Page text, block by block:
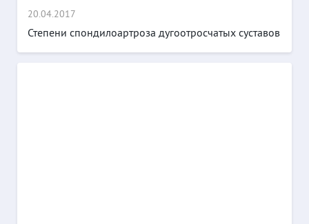
20.04.2017
Степени спондилоартроза дугоотросчатых суставов